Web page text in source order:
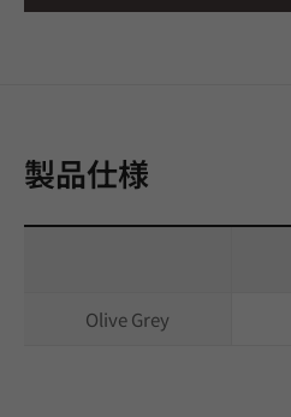
製品仕様
Olive Grey